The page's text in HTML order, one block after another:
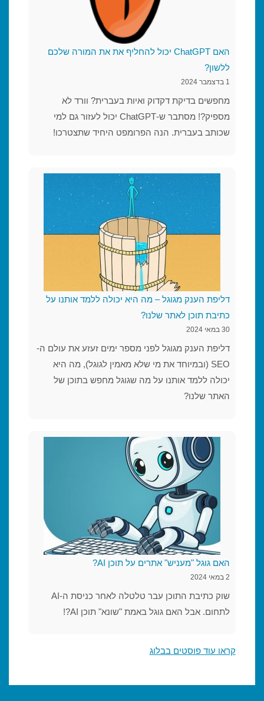
האם ChatGPT יכול להחליף את את המורה שלכם
ללשון?
1 בדצמבר 2024
מחפשים בדיקת דקדוק ואיות בעברית? וורד לא
מספיק?! מסתבר ש-ChatGPT יכול לעזור גם למי
שכותב בעברית. הנה הפרומפט היחיד שתצטרכו!
דליפת הענק מגוגל – מה היא יכולה ללמד אותנו על
כתיבת תוכן לאתר שלנו?
30 במאי 2024
דליפת הענק מגוגל לפני מספר ימים זעזע את עולם ה-
SEO (ובמיוחד את מי שלא מאמין לגוגל), מה היא
יכולה ללמד אותנו על מה שגוגל מחפש בתוכן של
האתר שלנו?
האם גוגל "מעניש" אתרים על תוכן AI?
2 במאי 2024
שוק כתיבת התוכן עבר טלטלה לאחר כניסת ה-AI
לתחום. אבל האם גוגל באמת "שונא" תוכן AI?!
קראו עוד פוסטים בבלוג